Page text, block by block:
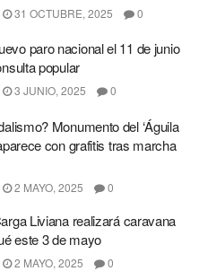
31 OCTUBRE, 2025 0
paro nacional el 11 de junio
popular
3 JUNIO, 2025 0
Monumento del ‘Águila
con grafitis tras marcha
2 MAYO, 2025 0
Liviana realizará caravana
este 3 de mayo
2 MAYO, 2025 0